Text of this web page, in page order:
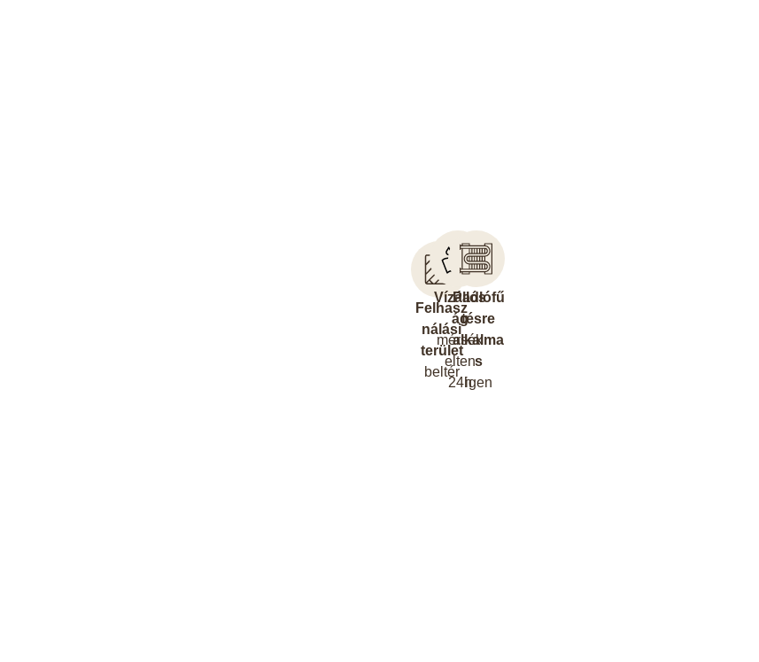
Felhasz
nálási
terület
beltér
Vízállós
ág
mérsék
elten
24h
Padlófű
tésre
alkalma
s
igen